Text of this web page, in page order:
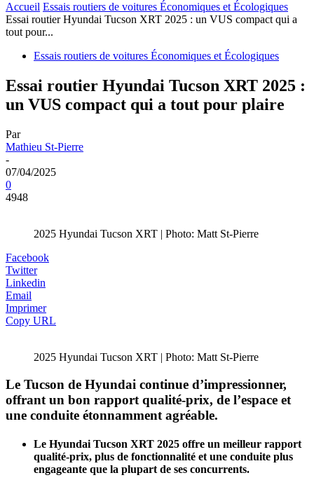
Accueil Essais routiers de voitures Économiques et Écologiques
Essai routier Hyundai Tucson XRT 2025 : un VUS compact qui a
tout pour...
Essais routiers de voitures Économiques et Écologiques
Essai routier Hyundai Tucson XRT 2025 :
un VUS compact qui a tout pour plaire
Par
Mathieu St-Pierre
-
07/04/2025
0
4948
2025 Hyundai Tucson XRT | Photo: Matt St-Pierre
Facebook
Twitter
Linkedin
Email
Imprimer
Copy URL
2025 Hyundai Tucson XRT | Photo: Matt St-Pierre
Le Tucson de Hyundai continue d’impressionner,
offrant un bon rapport qualité-prix, de l’espace et
une conduite étonnamment agréable.
Le Hyundai Tucson XRT 2025 offre un meilleur rapport
qualité-prix, plus de fonctionnalité et une conduite plus
engageante que la plupart de ses concurrents.